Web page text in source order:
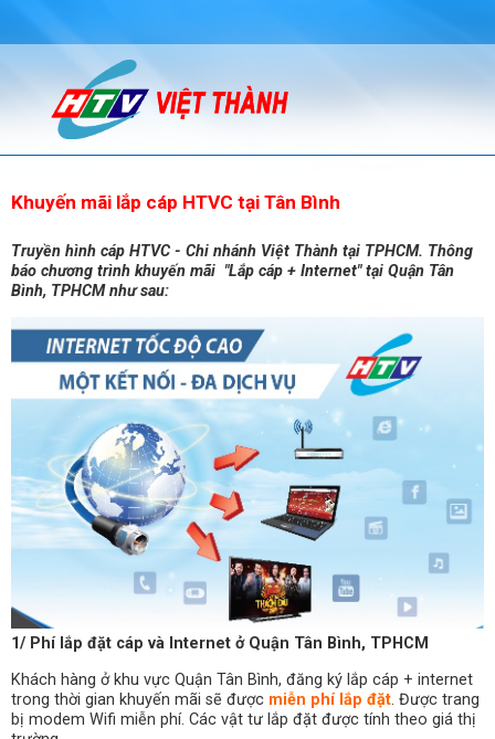
Khuyến mãi lắp cáp HTVC tại Tân Bình
Truyền hình cáp HTVC - Chi nhánh Việt Thành tại TPHCM. Thông
báo chương trình khuyến mãi "Lắp cáp + Internet" tại Quận Tân
Bình, TPHCM như sau:
1/ Phí lắp đặt cáp và Internet ở Quận Tân Bình, TPHCM
Khách hàng ở khu vực Quận Tân Bình, đăng ký lắp cáp + internet
trong thời gian khuyến mãi sẽ được miễn phí lắp đặt. Được trang
bị modem Wifi miễn phí. Các vật tư lắp đặt được tính theo giá thị